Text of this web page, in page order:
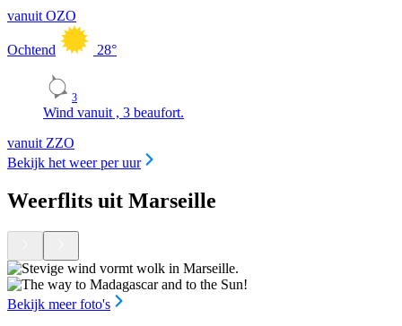
vanuit OZO
Ochtend 28°
3
Wind vanuit , 3 beaufort.
vanuit ZZO
Bekijk het weer per uur
Weerflits uit Marseille
Bekijk meer foto's